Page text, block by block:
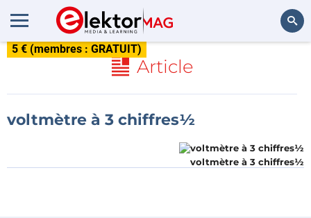
5 € (membres : GRATUIT)
Article
voltmètre à 3 chiffres½
voltmètre à 3 chiffres½